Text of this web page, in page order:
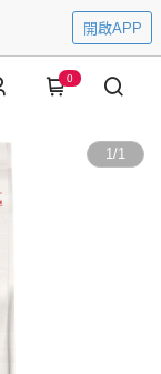
開啟APP
0
1/1